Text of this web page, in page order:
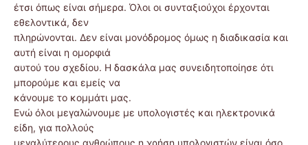
έτσι όπως είναι σήμερα. Όλοι οι συνταξιούχοι έρχονται
εθελοντικά, δεν
πληρώνονται. Δεν είναι μονόδρομος όμως η διαδικασία και
αυτή είναι η ομορφιά
αυτού του σχεδίου. Η δασκάλα μας συνειδητοποίησε ότι
μπορούμε και εμείς να
κάνουμε το κομμάτι μας.
Ενώ όλοι μεγαλώνουμε με υπολογιστές και ηλεκτρονικά
είδη, για πολλούς
μεγαλύτερους ανθρώπους η χρήση υπολογιστών είναι όσο